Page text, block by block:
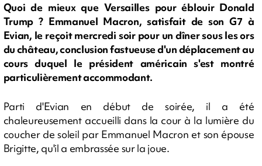
Quoi de mieux que Versailles pour éblouir Donald
Trump ? Emmanuel Macron, satisfait de son G7 à
Evian, le reçoit mercredi soir pour un dîner sous les ors
du château, conclusion fastueuse d'un déplacement au
cours duquel le président américain s'est montré
particulièrement accommodant.
Parti d'Evian en début de soirée, il a été
chaleureusement accueilli dans la cour à la lumière du
coucher de soleil par Emmanuel Macron et son épouse
Brigitte, qu'il a embrassée sur la joue.